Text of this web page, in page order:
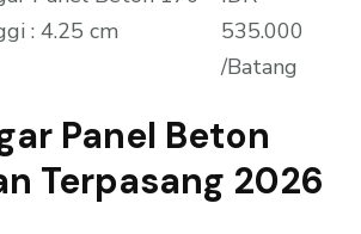
: 4.25 cm
535.000
/Batang
Panel Beton
Terpasang 2026